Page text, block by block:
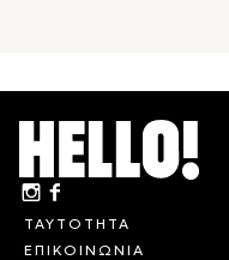
ΤΑΥΤΟΤΗΤΑ
ΕΠΙΚΟΙΝΩΝΙΑ